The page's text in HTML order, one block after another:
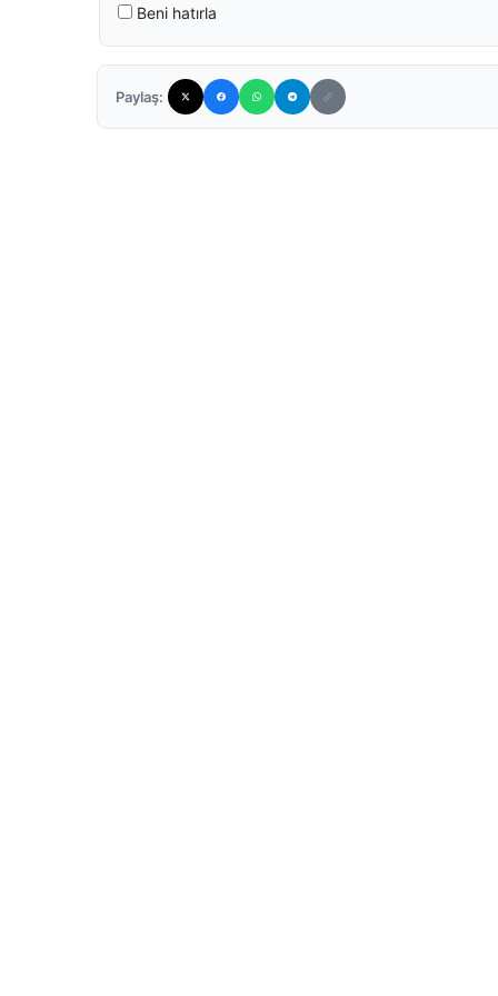
Beni hatırla
Paylaş: